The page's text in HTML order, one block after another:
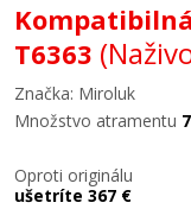
T6363
Značka: Miroluk
Množstvo atramentu
Oproti originálu
ušetríte 367 €